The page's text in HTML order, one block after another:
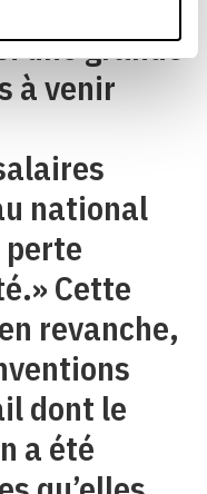
une grande
à venir
national
Cette
revanche,
dont le
a été